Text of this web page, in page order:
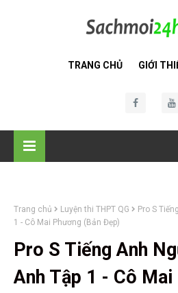
TRANG CHỦ GIỚI
Trang chủ Luyện thi THPT QG
Pro S
1 - Cô Mai Phương (Bản Đẹp)
Pro S Tiếng Anh
Anh Tập 1 - Cô Mai